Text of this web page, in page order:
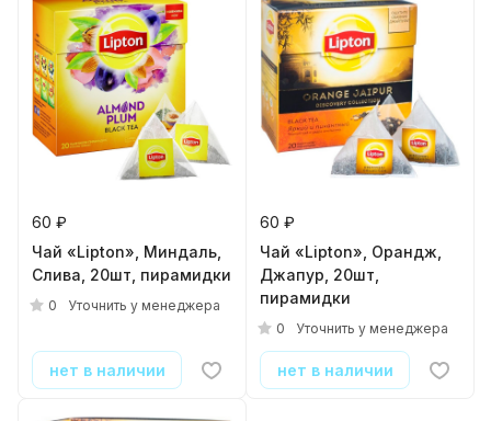
60 ₽
Чай «Lipton», Миндаль,
Слива, 20шт, пирамидки
0 Уточнить у менеджера
нет в наличии
60 ₽
Чай «Lipton», Орандж,
Джапур, 20шт,
пирамидки
0 Уточнить у менеджера
нет в наличии